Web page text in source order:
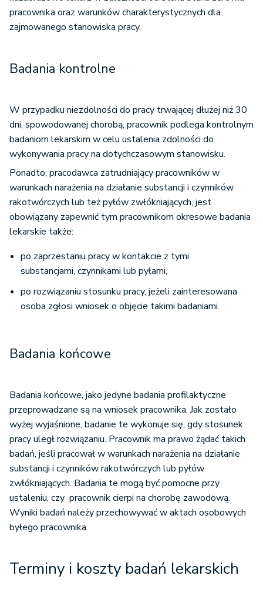
pracownika oraz warunków charakterystycznych dla
zajmowanego stanowiska pracy.
Badania kontrolne
W przypadku niezdolności do pracy trwającej dłużej niż 30
dni, spowodowanej chorobą, pracownik podlega kontrolnym
badaniom lekarskim w celu ustalenia zdolności do
wykonywania pracy na dotychczasowym stanowisku.
Ponadto, pracodawca zatrudniający pracowników w
warunkach narażenia na działanie substancji i czynników
rakotwórczych lub też pyłów zwłókniających, jest
obowiązany zapewnić tym pracownikom okresowe badania
lekarskie także:
po zaprzestaniu pracy w kontakcie z tymi
substancjami, czynnikami lub pyłami,
po rozwiązaniu stosunku pracy, jeżeli zainteresowana
osoba zgłosi wniosek o objęcie takimi badaniami.
Badania końcowe
Badania końcowe, jako jedyne badania profilaktyczne
przeprowadzane są na wniosek pracownika. Jak zostało
wyżej wyjaśnione, badanie te wykonuje się, gdy stosunek
pracy uległ rozwiązaniu. Pracownik ma prawo żądać takich
badań, jeśli pracował w warunkach narażenia na działanie
substancji i czynników rakotwórczych lub pyłów
zwłókniających. Badania te mogą być pomocne przy
ustaleniu, czy pracownik cierpi na chorobę zawodową.
Wyniki badań należy przechowywać w aktach osobowych
byłego pracownika.
Terminy i koszty badań lekarskich